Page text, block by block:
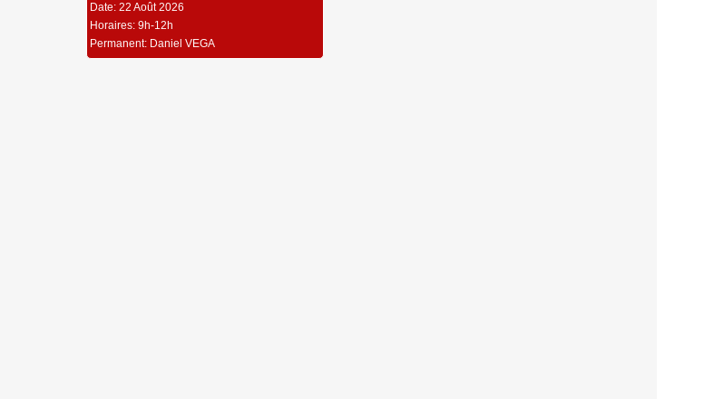
Date: 22 Août 2026
Horaires: 9h-12h
Permanent: Daniel VEGA